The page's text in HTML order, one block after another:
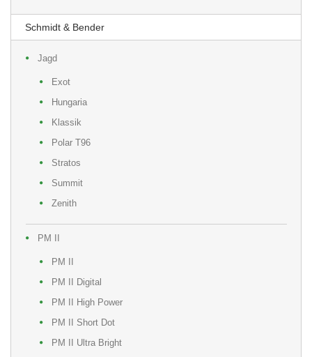
Schmidt & Bender
Jagd
Exot
Hungaria
Klassik
Polar T96
Stratos
Summit
Zenith
PM II
PM II
PM II Digital
PM II High Power
PM II Short Dot
PM II Ultra Bright